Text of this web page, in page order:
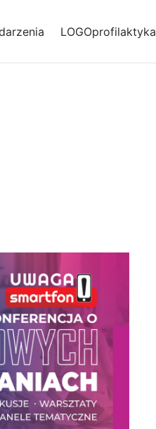
LOGOprofilaktyka